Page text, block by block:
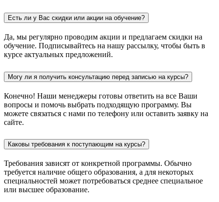
Есть ли у Вас скидки или акции на обучение?
Да, мы регулярно проводим акции и предлагаем скидки на
обучение. Подписывайтесь на нашу рассылку, чтобы быть в
курсе актуальных предложений.
Могу ли я получить консультацию перед записью на курсы?
Конечно! Наши менеджеры готовы ответить на все Ваши
вопросы и помочь выбрать подходящую программу. Вы
можете связаться с нами по телефону или оставить заявку на
сайте.
Каковы требования к поступающим на курсы?
Требования зависят от конкретной программы. Обычно
требуется наличие общего образования, а для некоторых
специальностей может потребоваться среднее специальное
или высшее образование.